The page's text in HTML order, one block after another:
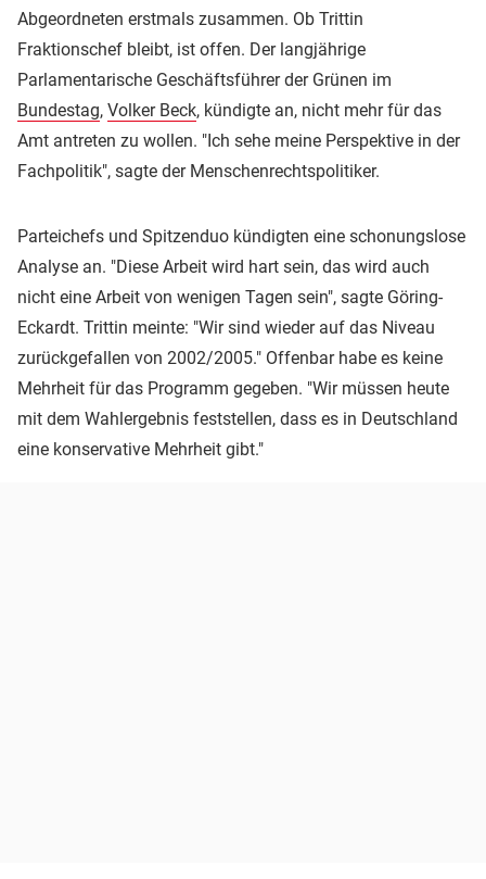
Abgeordneten erstmals zusammen. Ob Trittin
Fraktionschef bleibt, ist offen. Der langjährige
Parlamentarische Geschäftsführer der Grünen im
Bundestag, Volker Beck, kündigte an, nicht mehr für das
Amt antreten zu wollen. "Ich sehe meine Perspektive in der
Fachpolitik", sagte der Menschenrechtspolitiker.
Parteichefs und Spitzenduo kündigten eine schonungslose
Analyse an. "Diese Arbeit wird hart sein, das wird auch
nicht eine Arbeit von wenigen Tagen sein", sagte Göring-
Eckardt. Trittin meinte: "Wir sind wieder auf das Niveau
zurückgefallen von 2002/2005." Offenbar habe es keine
Mehrheit für das Programm gegeben. "Wir müssen heute
mit dem Wahlergebnis feststellen, dass es in Deutschland
eine konservative Mehrheit gibt."